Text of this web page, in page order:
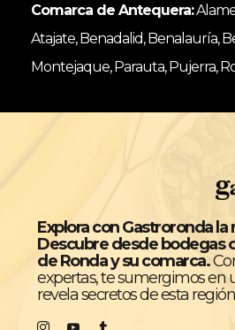
Comarca de Antequera:
Atajate, Benadalid, Benalauría,
Montejaque, Parauta, Pujerra,
Explora con Gastroronda
Descubre desde bodegas
de Ronda y su comarca.
expertas, te sumergimos en
revela secretos de esta